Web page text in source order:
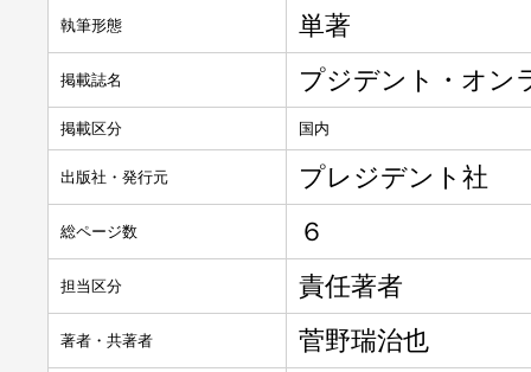
執筆形態 単著
掲載誌名 プジデント・オン
掲載区分 国内
出版社・発行元 プレジデント社
総ページ数 ６
担当区分 責任著者
著者・共著者 菅野瑞治也